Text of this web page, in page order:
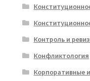
Контроль и
Конфликтология
Корпоративные